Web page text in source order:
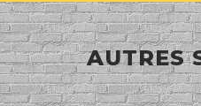
AUTRES